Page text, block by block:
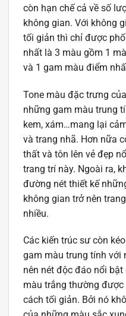
còn hạn chế cả về số
không gian. Với không
tối giản thì chỉ được
nhất là 3 màu gồm 1
và 1 gam màu điểm
Tone màu đặc trưng
những gam màu trung
kem, xám…mang lại
và trang nhã. Hơn nữa
thất và tôn lên vẻ đẹp
trang trí này. Ngoài ra,
đường nét thiết kế
không gian trở nên
nhiều.
Các kiến trúc sư còn
gam màu trung tính với
nên nét độc đáo nổi bật
màu trắng thường
cách tối giản. Bởi nó